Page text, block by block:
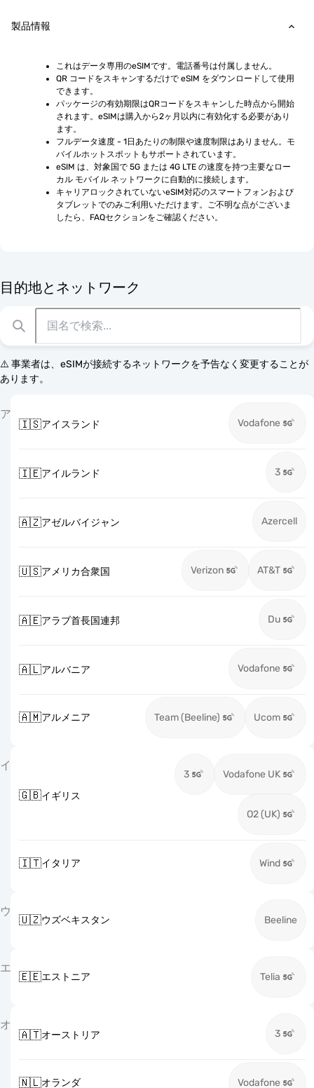
製品情報
これはデータ専用のeSIMです。電話番号は付属しません。
QR コードをスキャンするだけで eSIM をダウンロードして使用
できます。
パッケージの有効期限はQRコードをスキャンした時点から開始
されます。eSIMは購入から2ヶ月以内に有効化する必要があり
ます。
フルデータ速度 - 1日あたりの制限や速度制限はありません。モ
バイルホットスポットもサポートされています。
eSIM は、対象国で 5G または 4G LTE の速度を持つ主要なロー
カル モバイル ネットワークに自動的に接続します。
キャリアロックされていないeSIM対応のスマートフォンおよび
タブレットでのみご利用いただけます。ご不明な点がございま
したら、FAQセクションをご確認ください。
目的地とネットワーク
⚠️ 事業者は、eSIMが接続するネットワークを予告なく変更することが
あります。
ア
🇮🇸アイスランド Vodafone
🇮🇪アイルランド 3
🇦🇿アゼルバイジャン Azercell
🇺🇸アメリカ合衆国 Verizon AT&T
🇦🇪アラブ首長国連邦 Du
🇦🇱アルバニア Vodafone
🇦🇲アルメニア Team (Beeline) Ucom
イ
🇬🇧イギリス
3 Vodafone UK
O2 (UK)
🇮🇹イタリア Wind
ウ
🇺🇿ウズベキスタン Beeline
エ
🇪🇪エストニア Telia
オ
🇦🇹オーストリア 3
🇳🇱オランダ Vodafone